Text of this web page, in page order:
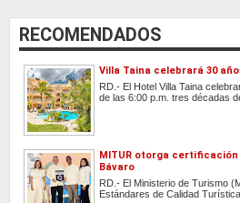
RECOMENDADOS
Villa Taina celebrará 30
RD.- El Hotel Villa Taina
de las 6:00 p.m. tres décadas
MITUR otorga certificación
Bávaro
RD.- El Ministerio de Turismo
Estándares de Calidad Turística